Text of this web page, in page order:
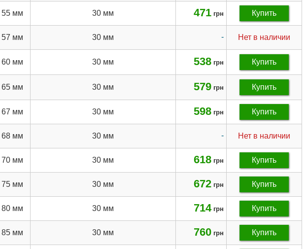
55 мм 30 мм 471 грн Купить
57 мм 30 мм - Нет в наличии
60 мм 30 мм 538 грн Купить
65 мм 30 мм 579 грн Купить
67 мм 30 мм 598 грн Купить
68 мм 30 мм - Нет в наличии
70 мм 30 мм 618 грн Купить
75 мм 30 мм 672 грн Купить
80 мм 30 мм 714 грн Купить
85 мм 30 мм 760 грн Купить